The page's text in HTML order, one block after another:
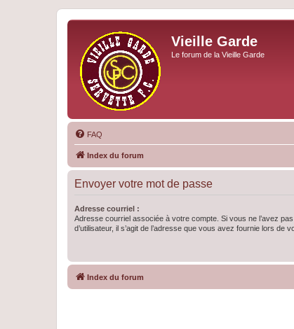
Vieille Garde
Le forum de la Vieille Garde
FAQ
Index du forum
Envoyer votre mot de passe
Adresse courriel :
Adresse courriel associée à votre compte. Si vous ne l’avez
d’utilisateur, il s’agit de l’adresse que vous avez fournie lors de
Index du forum